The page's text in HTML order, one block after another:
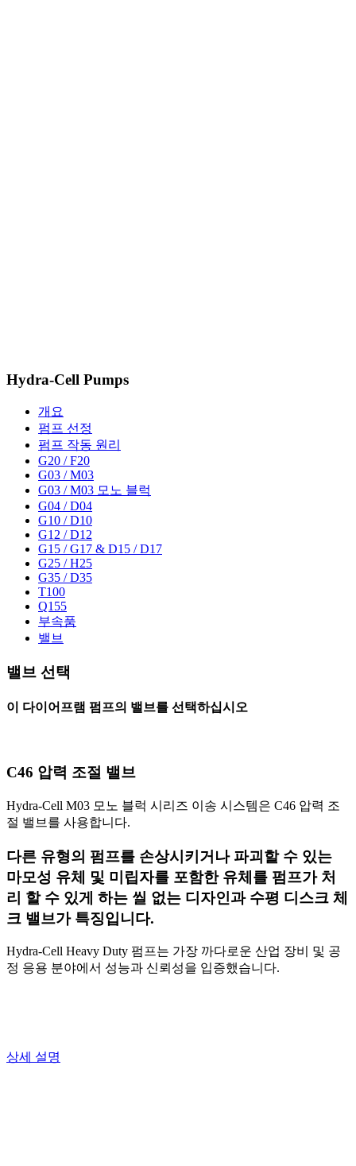
Hydra-Cell Pumps
개요
펌프 선정
펌프 작동 원리
G20 / F20
G03 / M03
G03 / M03 모노 블럭
G04 / D04
G10 / D10
G12 / D12
G15 / G17 & D15 / D17
G25 / H25
G35 / D35
T100
Q155
부속품
밸브
밸브 선택
이 다이어프램 펌프의 밸브를 선택하십시오
C46 압력 조절 밸브
Hydra-Cell M03 모노 블럭 시리즈 이송 시스템은 C46 압력 조
절 밸브를 사용합니다.
다른 유형의 펌프를 손상시키거나 파괴할 수 있는
마모성 유체 및 미립자를 포함한 유체를 펌프가 처
리 할 수 있게 하는 씰 없는 디자인과 수평 디스크 체
크 밸브가 특징입니다.
Hydra-Cell Heavy Duty 펌프는 가장 까다로운 산업 장비 및 공
정 응용 분야에서 성능과 신뢰성을 입증했습니다.
상세 설명